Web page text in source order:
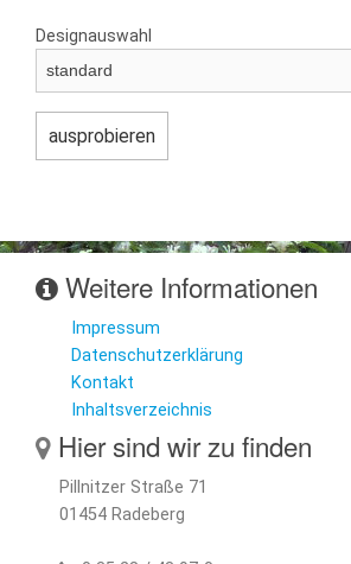
Designauswahl
Weitere Informationen
Impressum
Datenschutzerklärung
Kontakt
Inhaltsverzeichnis
Hier sind wir zu finden
Pillnitzer Straße 71
01454 Radeberg